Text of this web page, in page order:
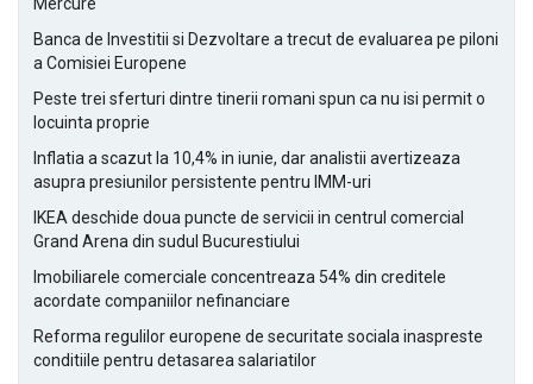
Banca de Investitii si Dezvoltare a trecut de evaluarea pe piloni
a Comisiei Europene
Peste trei sferturi dintre tinerii romani spun ca nu isi permit o
locuinta proprie
Inflatia a scazut la 10,4% in iunie, dar analistii avertizeaza
asupra presiunilor persistente pentru IMM-uri
IKEA deschide doua puncte de servicii in centrul comercial
Grand Arena din sudul Bucurestiului
Imobiliarele comerciale concentreaza 54% din creditele
acordate companiilor nefinanciare
Reforma regulilor europene de securitate sociala inaspreste
conditiile pentru detasarea salariatilor